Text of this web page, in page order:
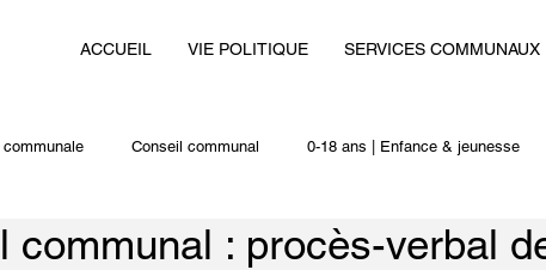
ACCUEIL VIE POLITIQUE SERVICES COMMUNAUX
Conseil communal 0-18 ans | Enfance & jeunesse
d'emploi Autres actualités
communal : procès-verbal